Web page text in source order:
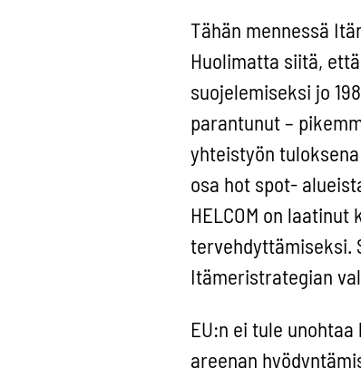
Tähän mennessä
Huolimatta siitä,
suojelemiseksi jo
parantunut –
yhteistyön
osa hot spot-
HELCOM on
tervehdyttämiseksi.
Itämeristrategian
EU:n ei tule
areenan